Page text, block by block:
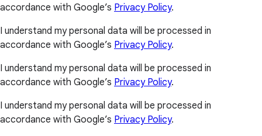
accordance with Google’s Privacy Policy.
I understand my personal data will be processed in
accordance with Google’s Privacy Policy.
I understand my personal data will be processed in
accordance with Google’s Privacy Policy.
I understand my personal data will be processed in
accordance with Google’s Privacy Policy.